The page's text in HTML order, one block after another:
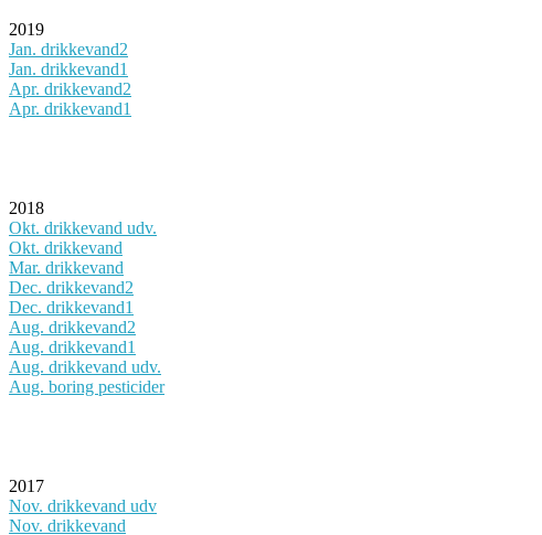
2019
Jan. drikkevand2
Jan. drikkevand1
Apr. drikkevand2
Apr. drikkevand1
2018
Okt. drikkevand udv.
Okt. drikkevand
Mar. drikkevand
Dec. drikkevand2
Dec. drikkevand1
Aug. drikkevand2
Aug. drikkevand1
Aug. drikkevand udv.
Aug. boring pesticider
2017
Nov. drikkevand udv
Nov. drikkevand